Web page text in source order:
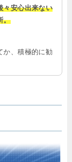
々安心出来ない
。
か、積極的に勧